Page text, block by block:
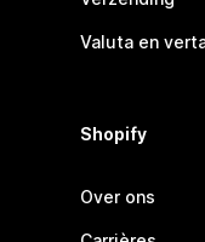
Valuta en
Shopify
Over ons